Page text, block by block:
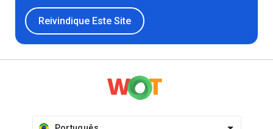
Reivindique Este Site